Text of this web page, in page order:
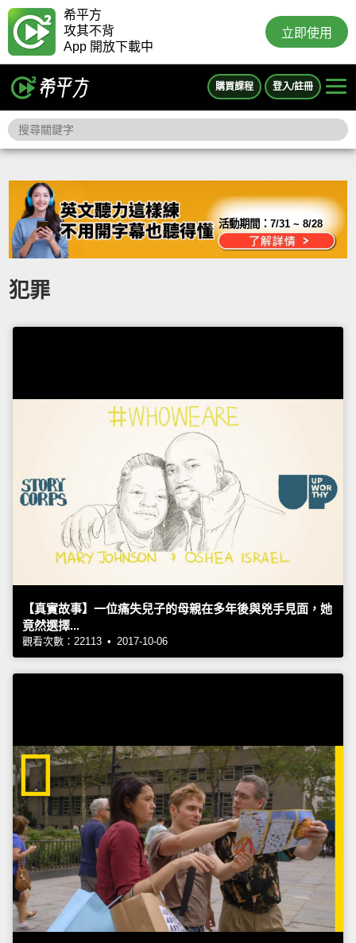
希平方
攻其不背
App 開放下載中
立即使用
購買課程 登入/註冊
活動期間：7/31 ~ 8/28
犯罪
【真實故事】一位痛失兒子的母親在多年後與兇手見面，她
竟然選擇...
觀看次數：22113 • 2017-10-06